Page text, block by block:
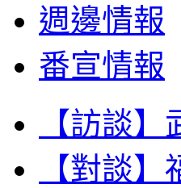
週邊情報
番宣情報
【訪談
【對談